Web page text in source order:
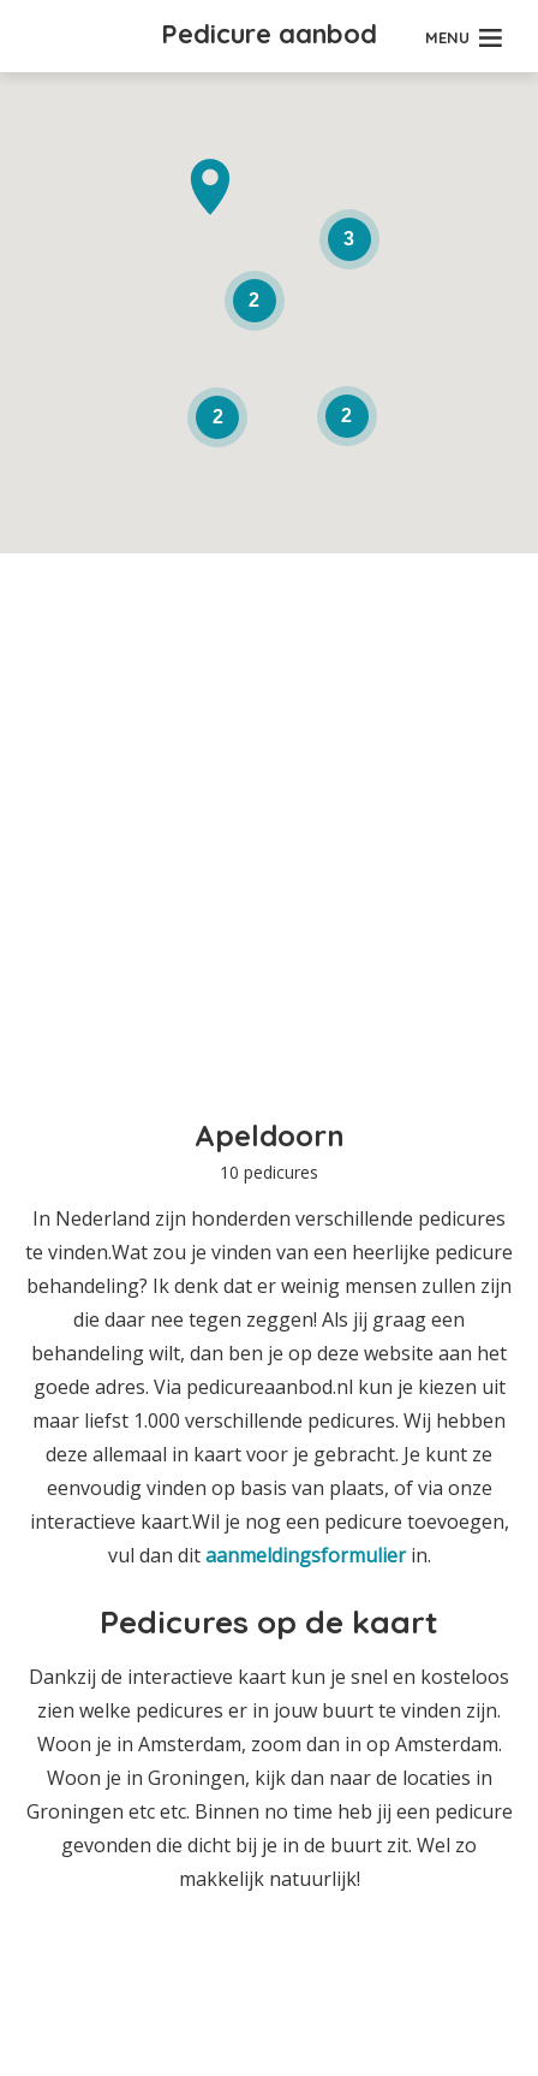
Pedicure aanbod MENU
2
2 2
3
Apeldoorn
10 pedicures
In Nederland zijn honderden verschillende pedicures
te vinden.Wat zou je vinden van een heerlijke pedicure
behandeling? Ik denk dat er weinig mensen zullen zijn
die daar nee tegen zeggen! Als jij graag een
behandeling wilt, dan ben je op deze website aan het
goede adres. Via pedicureaanbod.nl kun je kiezen uit
maar liefst 1.000 verschillende pedicures. Wij hebben
deze allemaal in kaart voor je gebracht. Je kunt ze
eenvoudig vinden op basis van plaats, of via onze
interactieve kaart.Wil je nog een pedicure toevoegen,
vul dan ditaanmeldingsformulierin.
Pedicures op de kaart
Dankzij de interactieve kaart kun je snel en kosteloos
zien welke pedicures er in jouw buurt te vinden zijn.
Woon je in Amsterdam, zoom dan in op Amsterdam.
Woon je in Groningen, kijk dan naar de locaties in
Groningen etc etc. Binnen no time heb jij een pedicure
gevonden die dicht bij je in de buurt zit. Wel zo
makkelijk natuurlijk!